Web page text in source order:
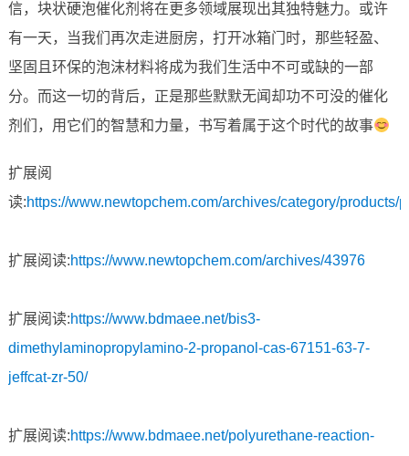
信，块状硬泡催化剂将在更多领域展现出其独特魅力。或许
有一天，当我们再次走进厨房，打开冰箱门时，那些轻盈、
坚固且环保的泡沫材料将成为我们生活中不可或缺的一部
分。而这一切的背后，正是那些默默无闻却功不可没的催化
剂们，用它们的智慧和力量，书写着属于这个时代的故事
扩展阅
读:https://www.newtopchem.com/archives/category/products/
扩展阅读:https://www.newtopchem.com/archives/43976
扩展阅读:https://www.bdmaee.net/bis3-
dimethylaminopropylamino-2-propanol-cas-67151-63-7-
jeffcat-zr-50/
扩展阅读:https://www.bdmaee.net/polyurethane-reaction-